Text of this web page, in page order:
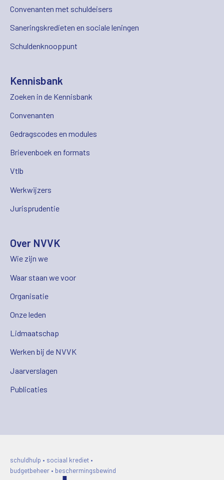
Convenanten met schuldeisers
Saneringskredieten en sociale leningen
Schuldenknooppunt
Kennisbank
Zoeken in de Kennisbank
Convenanten
Gedragscodes en modules
Brievenboek en formats
Vtlb
Werkwijzers
Jurisprudentie
Over NVVK
Wie zijn we
Waar staan we voor
Organisatie
Onze leden
Lidmaatschap
Werken bij de NVVK
Jaarverslagen
Publicaties
schuldhulp • sociaal krediet •
budgetbeheer • beschermingsbewind